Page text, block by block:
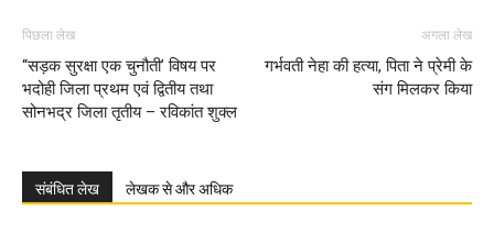
पिछला लेख
“सड़क सुरक्षा एक चुनौती’ विषय पर
भदोही जिला प्रथम एवं द्वितीय तथा
सोनभद्र जिला तृतीय – रविकांत शुक्ल
अगला लेख
गर्भवती नेहा की हत्या, पिता ने प्रेमी के
संग मिलकर किया
संबंधित लेख लेखक से और अधिक